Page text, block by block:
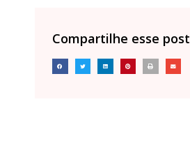
Compartilhe esse post